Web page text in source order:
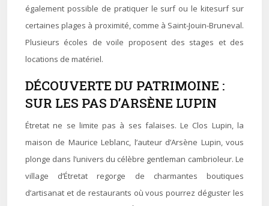
également possible de pratiquer le surf ou le kitesurf sur
certaines plages à proximité, comme à Saint-Jouin-Bruneval.
Plusieurs écoles de voile proposent des stages et des
locations de matériel.
DÉCOUVERTE DU PATRIMOINE :
SUR LES PAS D’ARSÈNE LUPIN
Étretat ne se limite pas à ses falaises. Le Clos Lupin, la
maison de Maurice Leblanc, l’auteur d’Arsène Lupin, vous
plonge dans l’univers du célèbre gentleman cambrioleur. Le
village d’Étretat regorge de charmantes boutiques
d’artisanat et de restaurants où vous pourrez déguster les